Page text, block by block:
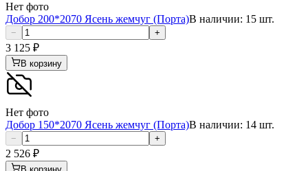
Нет фото
Добор 200*2070 Ясень жемчуг (Порта)В наличии: 15 шт.
− +
3 125 ₽
В корзину
Нет фото
Добор 150*2070 Ясень жемчуг (Порта)В наличии: 14 шт.
− +
2 526 ₽